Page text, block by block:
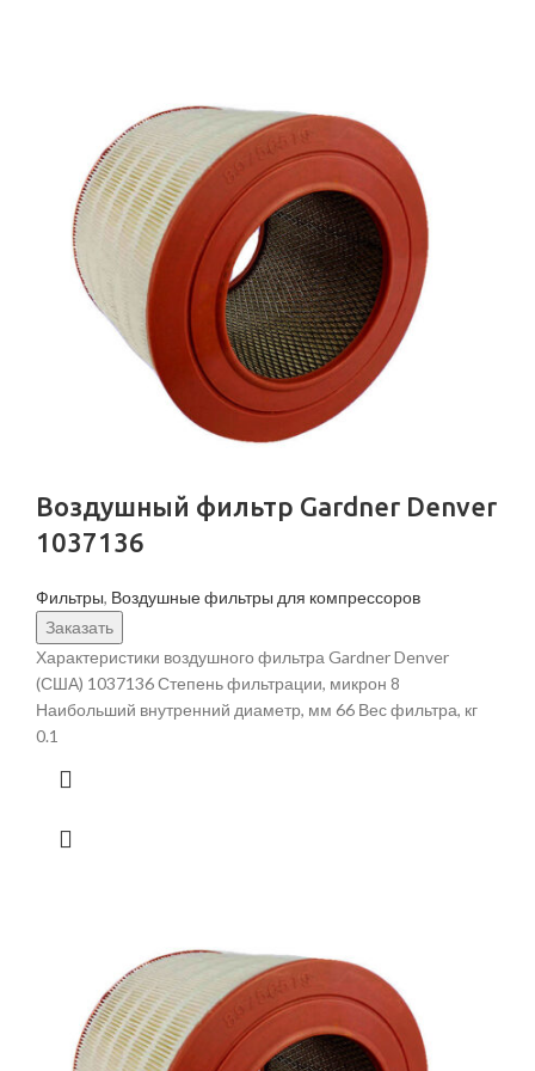
Воздушный фильтр Gardner Denver
1037136
Фильтры, Воздушные фильтры для компрессоров
Заказать
Характеристики воздушного фильтра Gardner Denver
(США) 1037136 Степень фильтрации, микрон 8
Наибольший внутренний диаметр, мм 66 Вес фильтра, кг
0.1